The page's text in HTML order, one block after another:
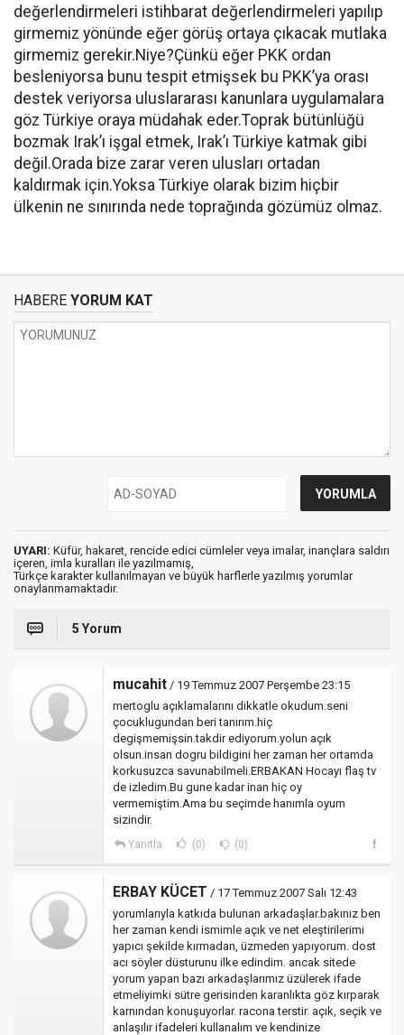
değerlendirmeleri istihbarat değerlendirmeleri yapılıp
girmemiz yönünde eğer görüş ortaya çıkacak mutlaka
girmemiz gerekir.Niye?Çünkü eğer PKK ordan
besleniyorsa bunu tespit etmişsek bu PKK’ya orası
destek veriyorsa uluslararası kanunlara uygulamalara
göz Türkiye oraya müdahak eder.Toprak bütünlüğü
bozmak Irak’ı işgal etmek, Irak’ı Türkiye katmak gibi
değil.Orada bize zarar veren ulusları ortadan
kaldırmak için.Yoksa Türkiye olarak bizim hiçbir
ülkenin ne sınırında nede toprağında gözümüz olmaz.
HABERE YORUM KAT
UYARI: Küfür, hakaret, rencide edici cümleler veya imalar, inançlara saldırı
içeren, imla kuralları ile yazılmamış,
Türkçe karakter kullanılmayan ve büyük harflerle yazılmış yorumlar
onaylanmamaktadır.
5 Yorum
mucahit / 19 Temmuz 2007 Perşembe 23:15
mertoglu açıklamalarını dikkatle okudum.seni
çocuklugundan beri tanırım.hiç
degişmemişsin.takdir ediyorum.yolun açık
olsun.insan dogru bildigini her zaman her ortamda
korkusuzca savunabilmeli.ERBAKAN Hocayı flaş tv
de izledim.Bu gune kadar inan hiç oy
vermemiştim.Ama bu seçimde hanımla oyum
sizindir.
Yanıtla (0) (0)
ERBAY KÜCET / 17 Temmuz 2007 Salı 12:43
yorumlarıyla katkıda bulunan arkadaşlar.bakınız ben
her zaman kendi ismimle açık ve net eleştirilerimi
yapıcı şekilde kırmadan, üzmeden yapıyorum. dost
acı söyler düsturunu ilke edindim. ancak sitede
yorum yapan bazı arkadaşlarımız üzülerek ifade
etmeliyimki sütre gerisinden karanlıkta göz kırparak
karnından konuşuyorlar. racona terstir. açık, seçik ve
anlaşılır ifadeleri kullanalım ve kendinize